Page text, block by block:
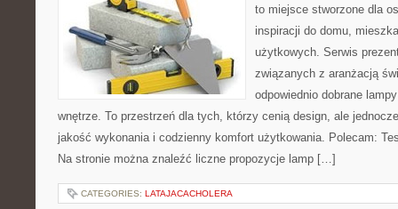
to miejsce stworzone dla
inspiracji do domu,
użytkowych. Serwis
związanych z aranżacją
odpowiednio dobrane
wnętrze. To przestrzeń dla tych, którzy cenią design, ale
jakość wykonania i codzienny komfort użytkowania. Polecam:
Na stronie można znaleźć liczne propozycje lamp […]
CATEGORIES: LATAJACACHOLERA